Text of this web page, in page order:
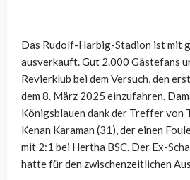
Das Rudolf-Harbig-Stadion ist mit
ausverkauft. Gut 2.000 Gästefans
Revierklub bei dem Versuch, den
dem 8. März 2025 einzufahren.
Königsblauen dank der Treffer von
Kenan Karaman (31), der einen
mit 2:1 bei Hertha BSC. Der Ex-
hatte für den zwischenzeitlichen